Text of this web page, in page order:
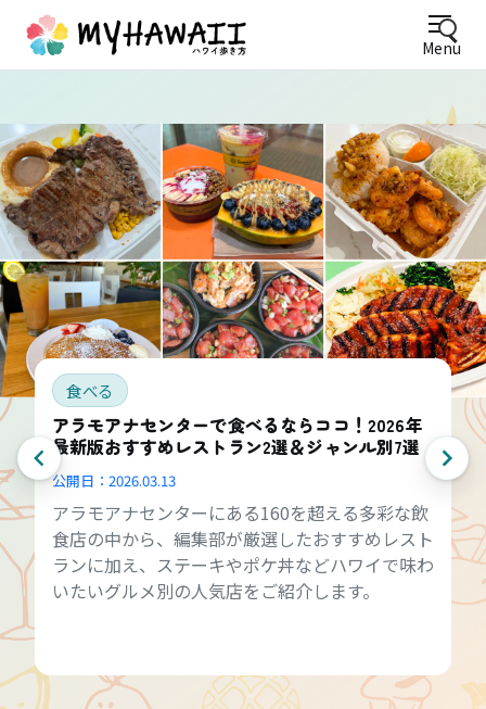
Menu
食べる
アラモアナセンターで食べるならココ！2026年
最新版おすすめレストラン2選＆ジャンル別7選
公開日： 2026.03.13
アラモアナセンターにある160を超える多彩な飲
食店の中から、編集部が厳選したおすすめレスト
ランに加え、ステーキやポケ丼などハワイで味わ
いたいグルメ別の人気店をご紹介します。